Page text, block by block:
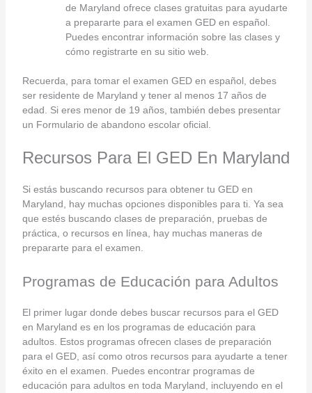
de Maryland ofrece clases gratuitas para ayudarte
a prepararte para el examen GED en español.
Puedes encontrar información sobre las clases y
cómo registrarte en su sitio web.
Recuerda, para tomar el examen GED en español, debes
ser residente de Maryland y tener al menos 17 años de
edad. Si eres menor de 19 años, también debes presentar
un Formulario de abandono escolar oficial.
Recursos Para El GED En Maryland
Si estás buscando recursos para obtener tu GED en
Maryland, hay muchas opciones disponibles para ti. Ya sea
que estés buscando clases de preparación, pruebas de
práctica, o recursos en línea, hay muchas maneras de
prepararte para el examen.
Programas de Educación para Adultos
El primer lugar donde debes buscar recursos para el GED
en Maryland es en los programas de educación para
adultos. Estos programas ofrecen clases de preparación
para el GED, así como otros recursos para ayudarte a tener
éxito en el examen. Puedes encontrar programas de
educación para adultos en toda Maryland, incluyendo en el